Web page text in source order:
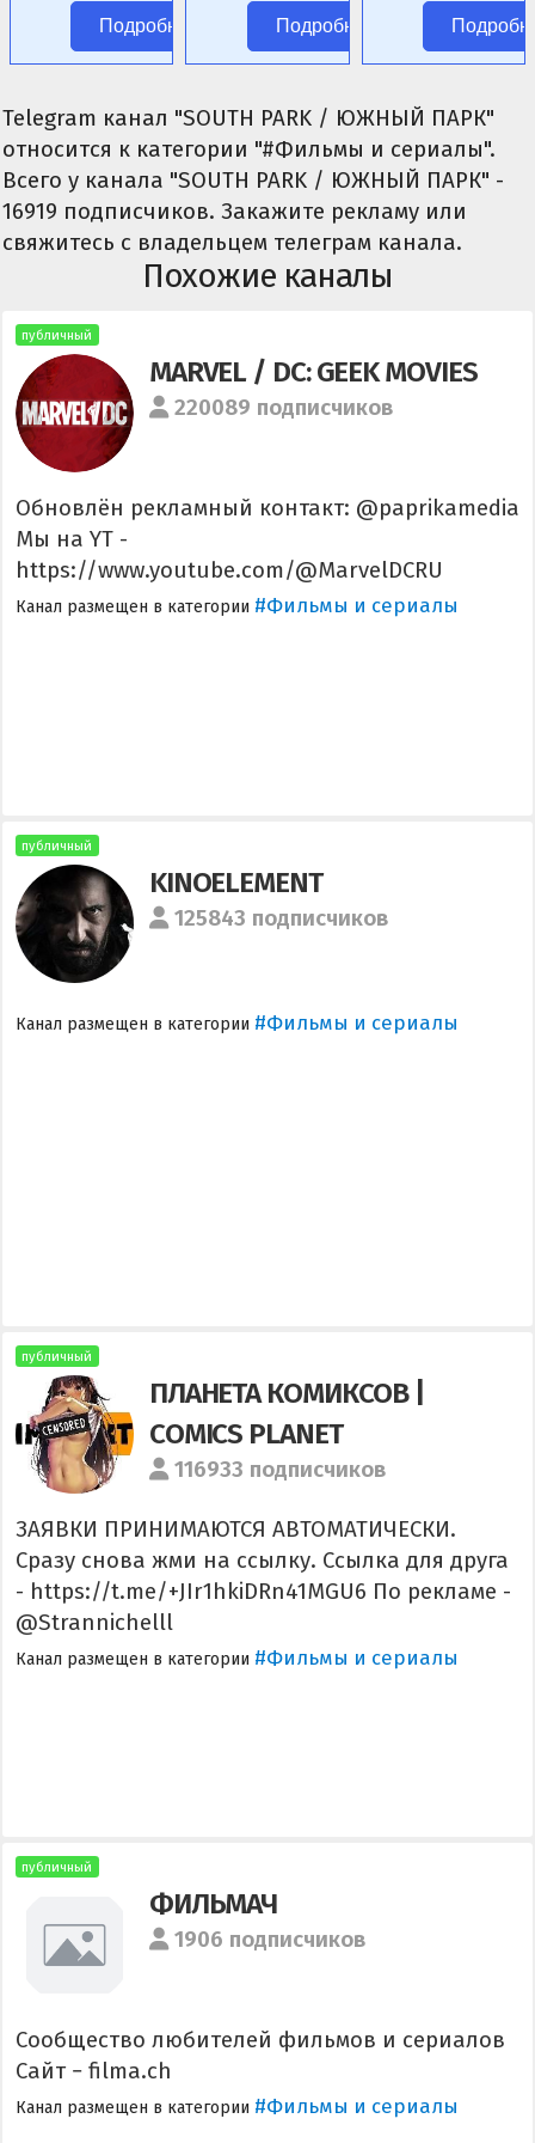
Подробнее
цензуры.
Подробнее
Telegram канал "SOUTH PARK / ЮЖНЫЙ ПАРК"
относится к категории "#Фильмы и сериалы".
Всего у канала "SOUTH PARK / ЮЖНЫЙ ПАРК" -
16919 подписчиков. Закажите рекламу или
свяжитесь с владельцем телеграм канала.
Похожие каналы
публичный
MARVEL / DC: GEEK MOVIES
220089 подписчиков
Обновлён рекламный контакт: @paprikamedia
Мы на YT -
https://www.youtube.com/@MarvelDCRU
Канал размещен в категории #Фильмы и сериалы
публичный
KINOELEMENT
125843 подписчиков
Канал размещен в категории #Фильмы и сериалы
публичный
ПЛАНЕТА КОМИКСОВ |
COMICS PLANET
116933 подписчиков
ЗАЯВКИ ПРИНИМАЮТСЯ АВТОМАТИЧЕСКИ.
Сразу снова жми на ссылку. Ссылка для друга
- https://t.me/+JIr1hkiDRn41MGU6 По рекламе -
@Strannichelll
Канал размещен в категории #Фильмы и сериалы
публичный
ФИЛЬМАЧ
1906 подписчиков
Сообщество любителей фильмов и сериалов
Сайт − filma.ch
Канал размещен в категории #Фильмы и сериалы